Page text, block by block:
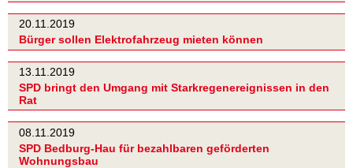
20.11.2019
Bürger sollen Elektrofahrzeug mieten können
13.11.2019
SPD bringt den Umgang mit Starkregenereignissen in den
Rat
08.11.2019
SPD Bedburg-Hau für bezahlbaren geförderten
Wohnungsbau